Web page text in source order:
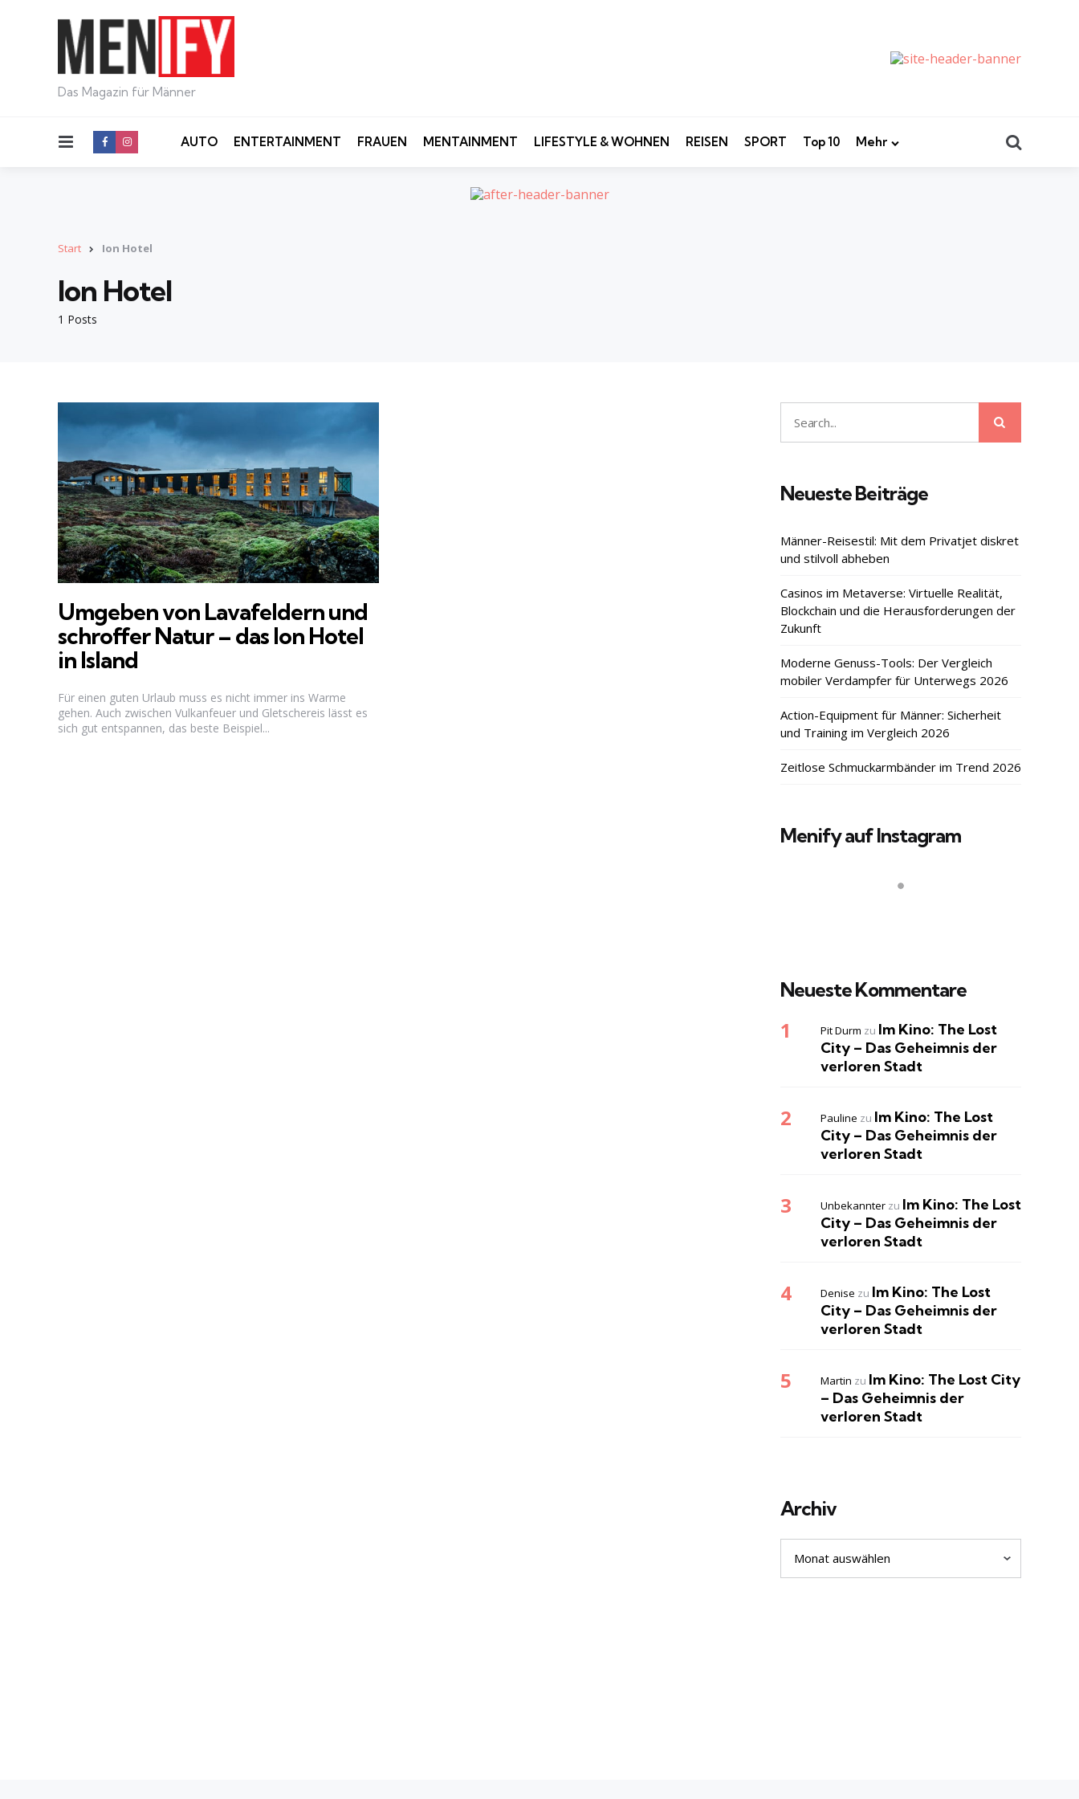
Das Magazin für Männer
Menu AUTO ENTERTAINMENT FRAUEN MENTAINMENT LIFESTYLE & WOHNEN REISEN SPORT Top 10 Mehr
Start Ion Hotel
1 Posts
Ion Hotel
Umgeben von Lavafeldern und
schroffer Natur – das Ion Hotel
in Island
Für einen guten Urlaub muss es nicht immer ins Warme
gehen. Auch zwischen Vulkanfeuer und Gletschereis lässt es
sich gut entspannen, das beste Beispiel...
Search
for:
Neueste Beiträge
Männer-Reisestil: Mit dem Privatjet diskret
und stilvoll abheben
Casinos im Metaverse: Virtuelle Realität,
Blockchain und die Herausforderungen der
Zukunft
Moderne Genuss-Tools: Der Vergleich
mobiler Verdampfer für Unterwegs 2026
Action-Equipment für Männer: Sicherheit
und Training im Vergleich 2026
Zeitlose Schmuckarmbänder im Trend 2026
Menify auf Instagram
Neueste Kommentare
Pit Durm zu Im Kino: The Lost
City – Das Geheimnis der
verloren Stadt
Pauline zu Im Kino: The Lost
City – Das Geheimnis der
verloren Stadt
Unbekannter zu Im Kino: The Lost
City – Das Geheimnis der
verloren Stadt
Denise zu Im Kino: The Lost
City – Das Geheimnis der
verloren Stadt
Martin zu Im Kino: The Lost City
– Das Geheimnis der
verloren Stadt
Archiv